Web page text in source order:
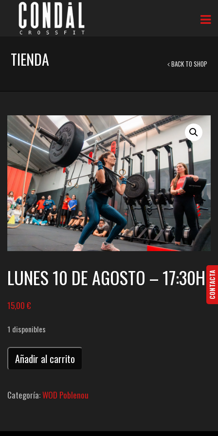
TIENDA BACK TO SHOP
LUNES 10 DE AGOSTO – 17:30H
15,00 €
1 disponibles
WOD
Poblenou
Lunes
cantidad
Añadir al carrito
Categoría:WOD Poblenou
CONTACTA